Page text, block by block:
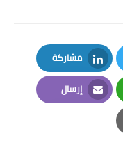
المتوسطة
الاعدادية
مشاركة
LinkedIn
إرسال
Email